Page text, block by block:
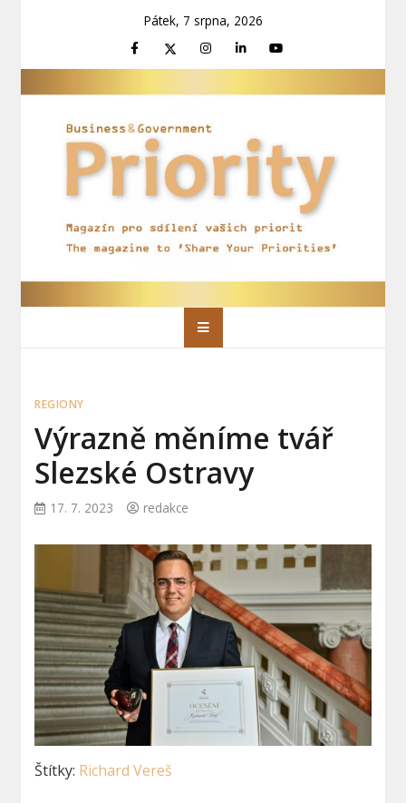
Pátek, 7 srpna, 2026
Priority Magazín
Magazín pro sdílení vašich priorit
REGIONY
Výrazně měníme tvář
Slezské Ostravy
17. 7. 2023 redakce
Štítky: Richard Vereš